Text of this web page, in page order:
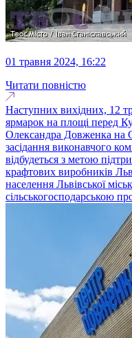
01 травня 2024, 16:22
Читати повністю
Наступних вихідних, 12
ярмарок на площі перед
Олександра Довженка на
засідання виконавчого
відбудеться з метою
крафтових виробників
населення Львівської
сільськогосподарською